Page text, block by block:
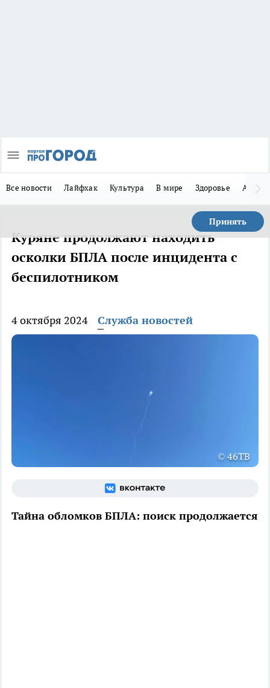
Все новости Лайфхак Культура В мире Здоровье Авто
Принять
Куряне продолжают находить
осколки БПЛА после инцидента с
беспилотником
4 октября 2024 Служба новостей
© 46ТВ
Тайна обломков БПЛА: поиск продолжается